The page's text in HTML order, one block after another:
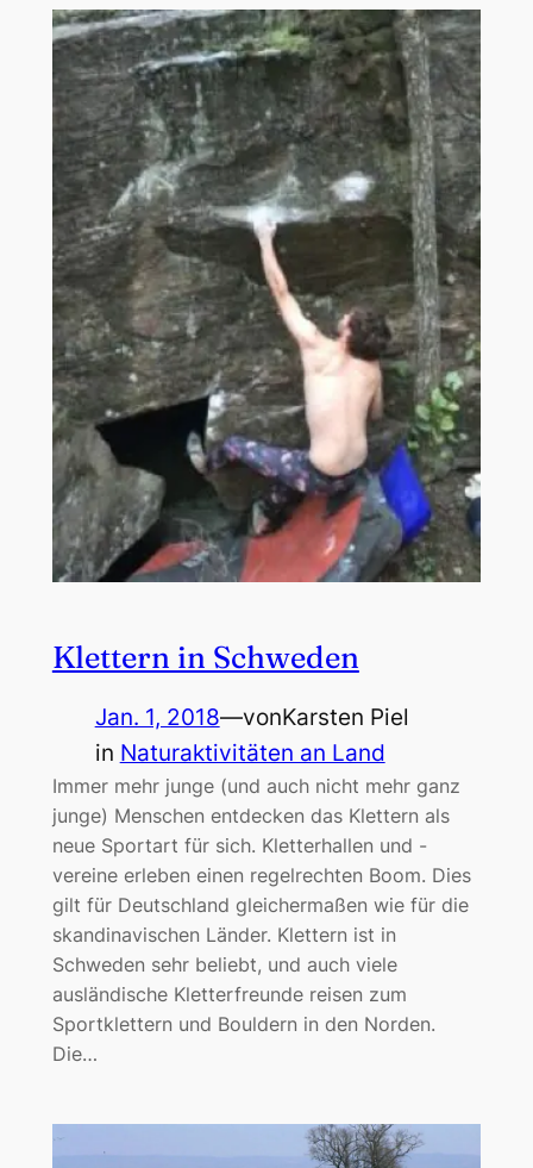
Klettern in Schweden
Jan. 1, 2018—vonKarsten Piel
in Naturaktivitäten an Land
Immer mehr junge (und auch nicht mehr ganz
junge) Menschen entdecken das Klettern als
neue Sportart für sich. Kletterhallen und -
vereine erleben einen regelrechten Boom. Dies
gilt für Deutschland gleichermaßen wie für die
skandinavischen Länder. Klettern ist in
Schweden sehr beliebt, und auch viele
ausländische Kletterfreunde reisen zum
Sportklettern und Bouldern in den Norden.
Die…